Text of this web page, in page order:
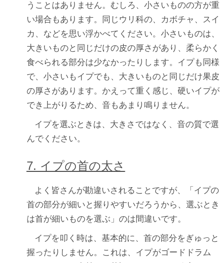
うことはありません。むしろ、小さいものの方が重
い場合もあります。同じウリ科の、カボチャ、スイ
カ、などを思い浮かべてください。小さいものは、
大きいものと同じだけの皮の厚さがあり、柔らかく
食べられる部分は少なかったりします。イプも同様
で、小さいもイプでも、大きいものと同じだけ果皮
の厚さがあります。かえって重く感じ、硬いイプが
でき上がりるため、音もあまり鳴りません。
イプを選ぶときは、大きさではなく、音の質で選
んでください。
7. イプの首の太さ
よく皆さんが勘違いされることですが、「イプの
首の部分が細いと握りやすいだろうから、選ぶとき
は首が細いものを選ぶ」のは間違いです。
イプを叩く時は、基本的に、首の部分をぎゅっと
握ったりしません。これは、イプがゴードドラム